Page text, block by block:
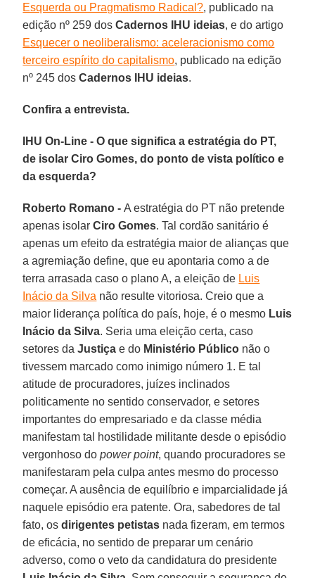
Esquerda ou Pragmatismo Radical?, publicado na
edição nº 259 dosCadernos IHU ideias, e do artigo
Esquecer o neoliberalismo: aceleracionismo como
terceiro espírito do capitalismo, publicado na edição
nº 245 dosCadernos IHU ideias.
Confira a entrevista.
IHU On-Line - O que significa a estratégia do PT,
de isolar Ciro Gomes, do ponto de vista político e
da esquerda?
Roberto Romano -A estratégia do PT não pretende
apenas isolarCiro Gomes. Tal cordão sanitário é
apenas um efeito da estratégia maior de alianças que
a agremiação define, que eu apontaria como a de
terra arrasada caso o plano A, a eleição de Luis
Inácio da Silva não resulte vitoriosa. Creio que a
maior liderança política do país, hoje, é o mesmo Luis
Inácio da Silva. Seria uma eleição certa, caso
setores daJustiça e do Ministério Público não o
tivessem marcado como inimigo número 1. E tal
atitude de procuradores, juízes inclinados
politicamente no sentido conservador, e setores
importantes do empresariado e da classe média
manifestam tal hostilidade militante desde o episódio
vergonhoso dopower point, quando procuradores se
manifestaram pela culpa antes mesmo do processo
começar. A ausência de equilíbrio e imparcialidade já
naquele episódio era patente. Ora, sabedores de tal
fato, osdirigentes petistas nada fizeram, em termos
de eficácia, no sentido de preparar um cenário
adverso, como o veto da candidatura do presidente